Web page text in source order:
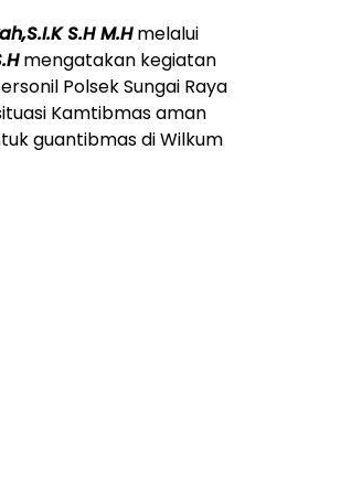
S.H M.Hmelalui
mengatakan kegiatan
Polsek Sungai Raya
Kamtibmas aman
guantibmas di Wilkum